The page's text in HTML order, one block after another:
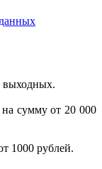
выходных.
сумму от 20 000
1000 рублей.